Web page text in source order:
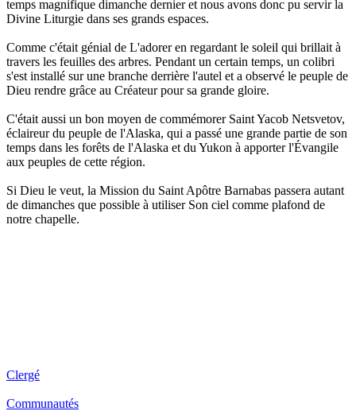
temps magnifique dimanche dernier et nous avons donc pu servir la
Divine Liturgie dans ses grands espaces.
Comme c'était génial de L'adorer en regardant le soleil qui brillait à
travers les feuilles des arbres. Pendant un certain temps, un colibri
s'est installé sur une branche derrière l'autel et a observé le peuple de
Dieu rendre grâce au Créateur pour sa grande gloire.
C'était aussi un bon moyen de commémorer Saint Yacob Netsvetov,
éclaireur du peuple de l'Alaska, qui a passé une grande partie de son
temps dans les forêts de l'Alaska et du Yukon à apporter l'Évangile
aux peuples de cette région.
Si Dieu le veut, la Mission du Saint Apôtre Barnabas passera autant
de dimanches que possible à utiliser Son ciel comme plafond de
notre chapelle.
Clergé
Communautés